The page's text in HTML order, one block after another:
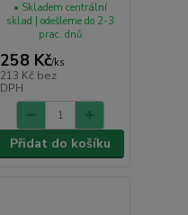
258 Kč/ks
213 Kč bez
DPH
• Skladem centrální
sklad | odešleme do 2-3
prac. dnů
Přidat do košíku